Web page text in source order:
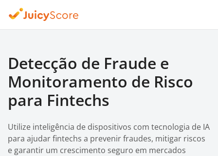
Detecção de Fraude e
Monitoramento de Risco
para Fintechs
Utilize inteligência de dispositivos com tecnologia de IA
para ajudar fintechs a prevenir fraudes, mitigar riscos
e garantir um crescimento seguro em mercados